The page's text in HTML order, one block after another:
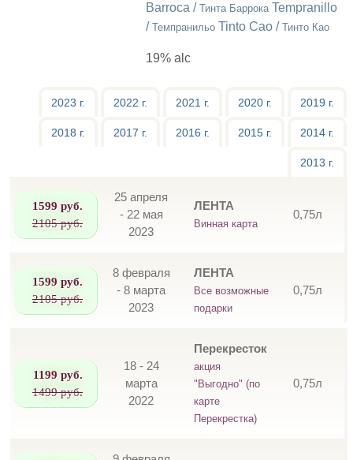
Barroca / Тинта Баррока Tempranillo
/ Темпранильо Tinto Cao / Тинто Као
19% alc
2023 г. 2022 г. 2021 г. 2020 г. 2019 г.
2018 г. 2017 г. 2016 г. 2015 г. 2014 г.
2013 г.
1599 руб.
2105 руб.
25 апреля
- 22 мая
2023
ЛЕНТА
Винная карта
0,75л
1599 руб.
2105 руб.
8 февраля
- 8 марта
2023
ЛЕНТА
Все возможные
подарки
0,75л
1199 руб.
1499 руб.
18 - 24
марта
2022
Перекресток
акция
"Выгодно" (по
карте
Перекрестка)
0,75л